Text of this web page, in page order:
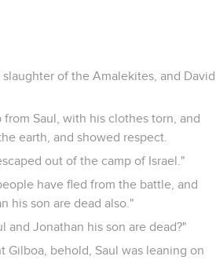
of the Amalekites, and David
Saul, with his clothes torn, and
earth, and showed respect.
out of the camp of Israel."
have fled from the battle, and
his son are dead also."
and Jonathan his son are dead?"
Gilboa, behold, Saul was leaning on